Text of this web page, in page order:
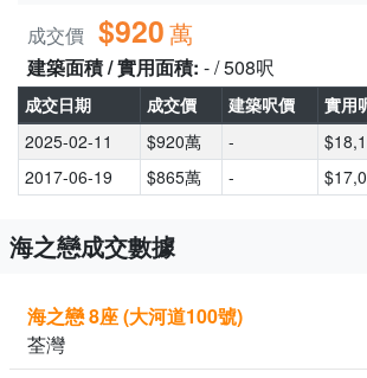
成交價 $920萬
建築面積 / 實用面積: - / 508呎
成交日期 成交價 建築呎價 實用
2025-02-11
$920萬 -
2017-06-19
$865萬 -
海之戀成交數據
海之戀 8座 (大河道100號)
荃灣